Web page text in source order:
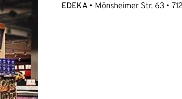
EDEKA Mönsheimer Str. 63